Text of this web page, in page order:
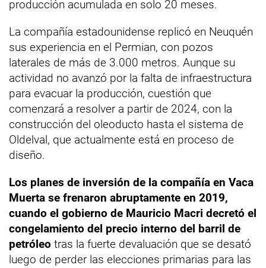
producción acumulada en solo 20 meses.
La compañía estadounidense replicó en Neuquén
sus experiencia en el Permian, con pozos
laterales de más de 3.000 metros. Aunque su
actividad no avanzó por la falta de infraestructura
para evacuar la producción, cuestión que
comenzará a resolver a partir de 2024, con la
construcción del oleoducto hasta el sistema de
Oldelval, que actualmente está en proceso de
diseño.
Los planes de inversión de la compañía en Vaca
Muerta se frenaron abruptamente en 2019,
cuando el gobierno de Mauricio Macri decretó el
congelamiento del precio interno del barril de
petróleo tras la fuerte devaluación que se desató
luego de perder las elecciones primarias para las